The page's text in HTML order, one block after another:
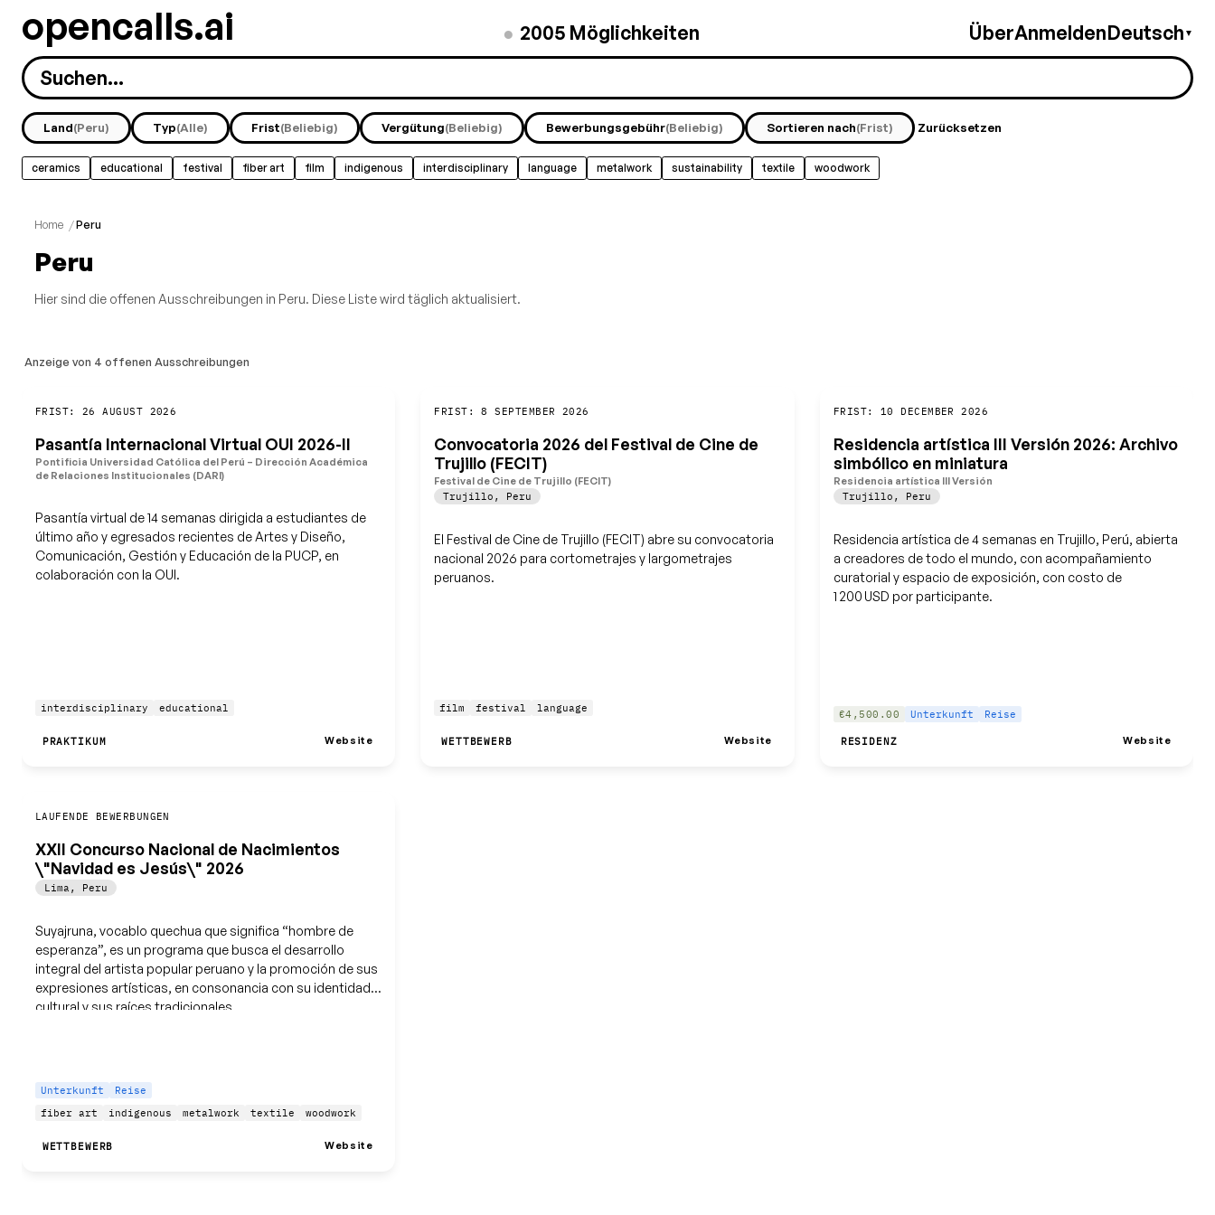
opencalls.ai ● 2005 Möglichkeiten ÜberAnmeldenDeutsch ▼
Land(Peru) Typ(Alle) Frist(Beliebig) Vergütung(Beliebig) Bewerbungsgebühr(Beliebig) Sortieren nach(Frist) Zurücksetzen
ceramics educational festival fiber art film indigenous interdisciplinary language metalwork sustainability textile woodwork
Home /Peru
Peru
Hier sind die offenen Ausschreibungen in Peru. Diese Liste wird täglich aktualisiert.
Anzeige von 4 offenen Ausschreibungen
FRIST: 26 AUGUST 2026
Pasantía Internacional Virtual OUI 2026-II
Pontificia Universidad Católica del Perú – Dirección Académica
de Relaciones Institucionales (DARI)
Pasantía virtual de 14 semanas dirigida a estudiantes de
último año y egresados recientes de Artes y Diseño,
Comunicación, Gestión y Educación de la PUCP, en
colaboración con la OUI.
interdisciplinary educational
PRAKTIKUM Website
FRIST: 8 SEPTEMBER 2026
Convocatoria 2026 del Festival de Cine de
Trujillo (FECIT)
Festival de Cine de Trujillo (FECIT)
Trujillo , Peru
El Festival de Cine de Trujillo (FECIT) abre su convocatoria
nacional 2026 para cortometrajes y largometrajes
peruanos.
film festival language
WETTBEWERB Website
FRIST: 10 DECEMBER 2026
Residencia artística III Versión 2026: Archivo
simbólico en miniatura
Residencia artística III Versión
Trujillo , Peru
Residencia artística de 4 semanas en Trujillo, Perú, abierta
a creadores de todo el mundo, con acompañamiento
curatorial y espacio de exposición, con costo de
1 200 USD por participante.
€4,500.00 Unterkunft Reise
RESIDENZ Website
LAUFENDE BEWERBUNGEN
XXII Concurso Nacional de Nacimientos
\"Navidad es Jesús\" 2026
Lima , Peru
Suyajruna, vocablo quechua que significa “hombre de
esperanza”, es un programa que busca el desarrollo
integral del artista popular peruano y la promoción de sus
expresiones artísticas, en consonancia con su identidad
cultural y sus raíces tradicionales.
Unterkunft
Reise
fiber art
indigenous metalwork textile woodwork
WETTBEWERB Website